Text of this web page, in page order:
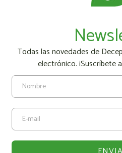
Todas las novedades de
electrónico. ¡Suscríbete